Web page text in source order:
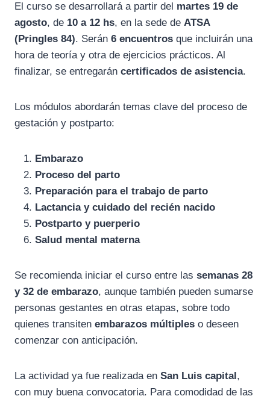
El curso se desarrollará a partir del martes 19 de
agosto, de 10 a 12 hs, en la sede de ATSA
(Pringles 84). Serán 6 encuentros que incluirán una
hora de teoría y otra de ejercicios prácticos. Al
finalizar, se entregarán certificados de asistencia.
Los módulos abordarán temas clave del proceso de
gestación y postparto:
Embarazo
Proceso del parto
Preparación para el trabajo de parto
Lactancia y cuidado del recién nacido
Postparto y puerperio
Salud mental materna
Se recomienda iniciar el curso entre las semanas 28
y 32 de embarazo, aunque también pueden sumarse
personas gestantes en otras etapas, sobre todo
quienes transiten embarazos múltiples o deseen
comenzar con anticipación.
La actividad ya fue realizada en San Luis capital,
con muy buena convocatoria. Para comodidad de las